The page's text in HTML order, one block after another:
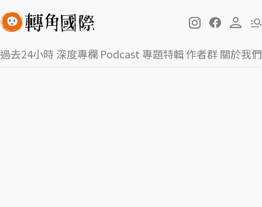
過去24小時深度專欄 Podcast 專題特輯作者群關於我們